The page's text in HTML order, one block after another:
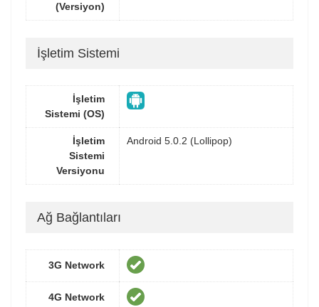
(Versiyon)
İşletim Sistemi
İşletim
Sistemi (OS)
İşletim
Sistemi
Versiyonu
Android 5.0.2 (Lollipop)
Ağ Bağlantıları
3G Network
4G Network